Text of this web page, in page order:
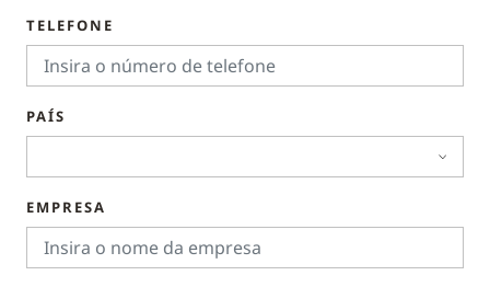
TELEFONE
PAÍS
EMPRESA